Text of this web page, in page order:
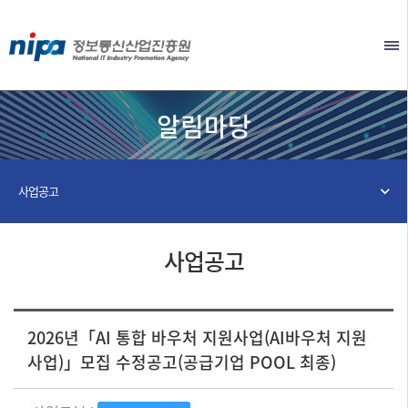
알림마당
사업공고
사업공고
2026년「AI 통합 바우처 지원사업(AI바우처 지원
사업)」모집 수정공고(공급기업 POOL 최종)